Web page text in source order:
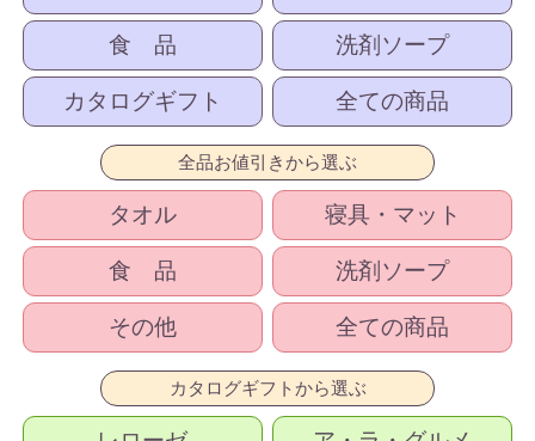
食 品 洗剤ソープ
カタログギフト 全ての商品
全品お値引きから選ぶ
タオル 寝具・マット
食 品 洗剤ソープ
その他 全ての商品
カタログギフトから選ぶ